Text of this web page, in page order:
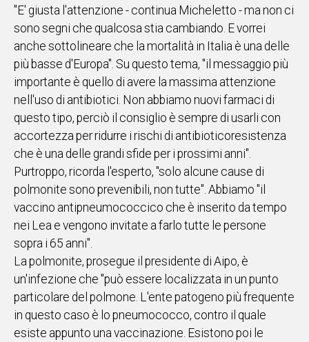
UNISCITI
AL CANALE
WHATSAPP
Social
"E' giusta l'attenzione - continua Micheletto - ma non ci
sono segni che qualcosa stia cambiando. E vorrei
anche sottolineare che la mortalità in Italia è una delle
più basse d'Europa". Su questo tema, "il messaggio più
importante è quello di avere la massima attenzione
nell'uso di antibiotici. Non abbiamo nuovi farmaci di
questo tipo, perciò il consiglio è sempre di usarli con
accortezza per ridurre i rischi di antibioticoresistenza
che è una delle grandi sfide per i prossimi anni".
Purtroppo, ricorda l'esperto, "solo alcune cause di
polmonite sono prevenibili, non tutte". Abbiamo "il
vaccino antipneumococcico che è inserito da tempo
nei Lea e vengono invitate a farlo tutte le persone
sopra i 65 anni".
La polmonite, prosegue il presidente di Aipo, è
un'infezione che "può essere localizzata in un punto
particolare del polmone. L'ente patogeno più frequente
in questo caso è lo pneumococco, contro il quale
esiste appunto una vaccinazione. Esistono poi le